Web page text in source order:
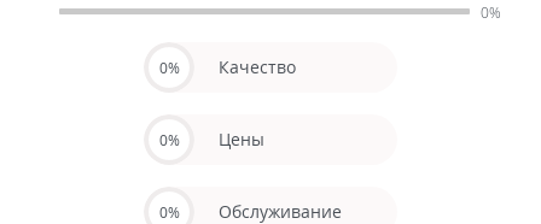
0%
0% Качество
0% Цены
0% Обслуживание